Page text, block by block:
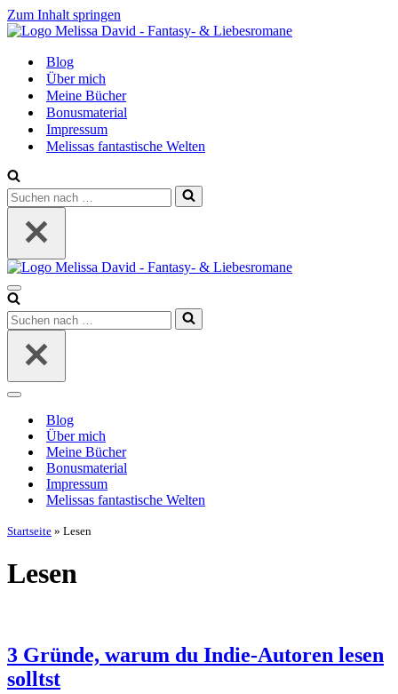
Zum Inhalt springen
Blog
Über mich
Meine Bücher
Bonusmaterial
Impressum
Melissas fantastische Welten
Suchen
nach …
Navigationsmenü
Suchen
nach …
Navigationsmenü
Blog
Über mich
Meine Bücher
Bonusmaterial
Impressum
Melissas fantastische Welten
Startseite » Lesen
Lesen
3 Gründe, warum du Indie-Autoren lesen
solltst